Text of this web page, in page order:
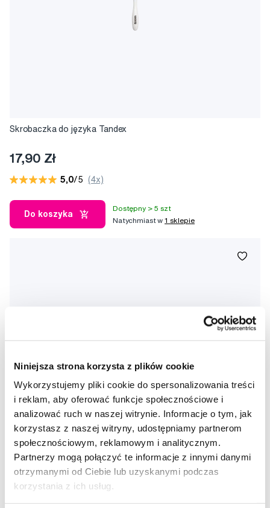
Niniejsza strona korzysta z plików cookie
Wykorzystujemy pliki cookie do spersonalizowania treści
i reklam, aby oferować funkcje społecznościowe i
analizować ruch w naszej witrynie. Informacje o tym, jak
korzystasz z naszej witryny, udostępniamy partnerom
społecznościowym, reklamowym i analitycznym.
Partnerzy mogą połączyć te informacje z innymi danymi
otrzymanymi od Ciebie lub uzyskanymi podczas
korzystania z ich usług.
Skrobaczka do języka Tandex
17,90 Zł
5,0/5 (4x)
Do koszyka
Dostępny > 5 szt
Natychmiast w1 sklepie